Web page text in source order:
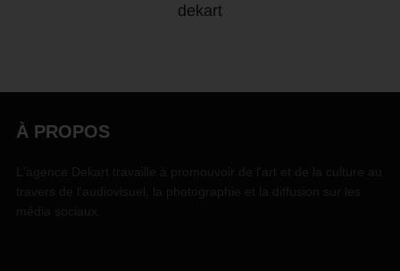
dekart
À PROPOS